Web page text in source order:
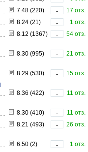
7.48 (220) -
17 отз.
8.24 (21) -
1 отз.
8.12 (1367) -
54 отз.
8.30 (995) -
21 отз.
8.29 (530) -
15 отз.
8.36 (422) -
11 отз.
8.30 (410) -
11 отз.
8.21 (493) -
26 отз.
6.50 (2) -
1 отз.